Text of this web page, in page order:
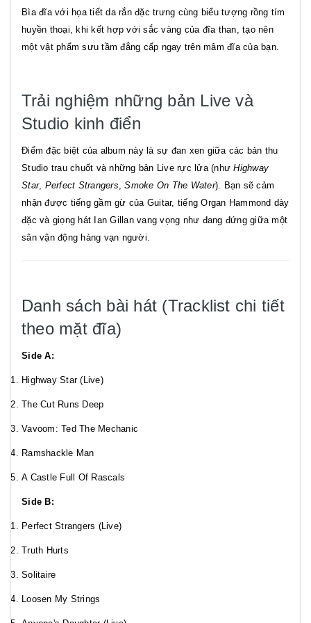
Bìa đĩa với họa tiết da rắn đặc trưng cùng biểu tượng rồng tím
huyền thoại, khi kết hợp với sắc vàng của đĩa than, tạo nên
một vật phẩm sưu tầm đẳng cấp ngay trên mâm đĩa của bạn.
Trải nghiệm những bản Live và
Studio kinh điển
Điểm đặc biệt của album này là sự đan xen giữa các bản thu
Studio trau chuốt và những bản Live rực lửa (nhưHighway
Star, Perfect Strangers ,Smoke On The Water). Bạn sẽ cảm
nhận được tiếng gầm gừ của Guitar, tiếng Organ Hammond dày
đặc và giọng hát Ian Gillan vang vọng như đang đứng giữa một
sân vận động hàng vạn người.
Danh sách bài hát (Tracklist chi tiết
theo mặt đĩa)
Side A:
Highway Star (Live)
The Cut Runs Deep
Vavoom: Ted The Mechanic
Ramshackle Man
A Castle Full Of Rascals
Side B:
Perfect Strangers (Live)
Truth Hurts
Solitaire
Loosen My Strings